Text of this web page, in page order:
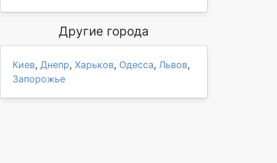
Другие города
Киев, Днепр, Харьков, Одесса, Львов,
Запорожье